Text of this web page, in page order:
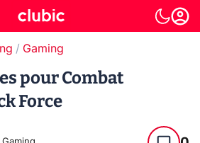
Gaming
pour Combat
Force